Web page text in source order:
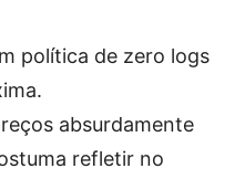
política de zero logs
absurdamente
refletir no